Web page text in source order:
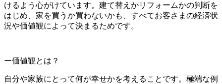
けるよう心がけています。建て替えかリフォームかの判断を
はじめ、家を買うか買わないかも、すべてお客さまの経済状
況や価値観によって決まるためです。
ー価値観とは？
自分や家族にとって何が幸せかを考えることです。極端な例